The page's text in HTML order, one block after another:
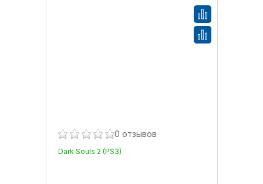
0 отзывов
Dark Souls 2 (PS3)